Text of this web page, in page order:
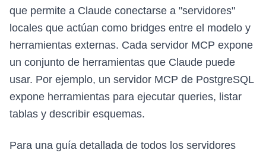
que permite a Claude conectarse a "servidores"
locales que actúan como bridges entre el modelo y
herramientas externas. Cada servidor MCP expone
un conjunto de herramientas que Claude puede
usar. Por ejemplo, un servidor MCP de PostgreSQL
expone herramientas para ejecutar queries, listar
tablas y describir esquemas.
Para una guía detallada de todos los servidores